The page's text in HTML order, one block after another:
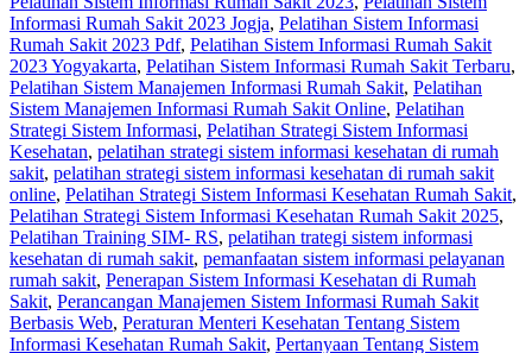
Informasi Rumah Sakit 2023 Jogja, Pelatihan Sistem Informasi
Rumah Sakit 2023 Pdf, Pelatihan Sistem Informasi Rumah Sakit
2023 Yogyakarta, Pelatihan Sistem Informasi Rumah Sakit Terbaru,
Pelatihan Sistem Manajemen Informasi Rumah Sakit, Pelatihan
Sistem Manajemen Informasi Rumah Sakit Online, Pelatihan
Strategi Sistem Informasi, Pelatihan Strategi Sistem Informasi
Kesehatan, pelatihan strategi sistem informasi kesehatan di rumah
sakit, pelatihan strategi sistem informasi kesehatan di rumah sakit
online, Pelatihan Strategi Sistem Informasi Kesehatan Rumah Sakit,
Pelatihan Strategi Sistem Informasi Kesehatan Rumah Sakit 2025,
Pelatihan Training SIM- RS, pelatihan trategi sistem informasi
kesehatan di rumah sakit, pemanfaatan sistem informasi pelayanan
rumah sakit, Penerapan Sistem Informasi Kesehatan di Rumah
Sakit, Perancangan Manajemen Sistem Informasi Rumah Sakit
Berbasis Web, Peraturan Menteri Kesehatan Tentang Sistem
Informasi Kesehatan Rumah Sakit, Pertanyaan Tentang Sistem